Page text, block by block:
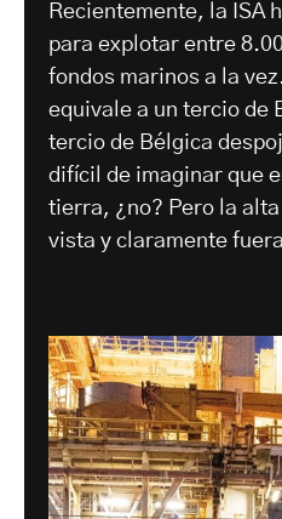
Recientemente, la ISA
para explotar entre
fondos marinos a la
equivale a un tercio de
tercio de Bélgica
difícil de imaginar que
tierra, ¿no? Pero la
vista y claramente